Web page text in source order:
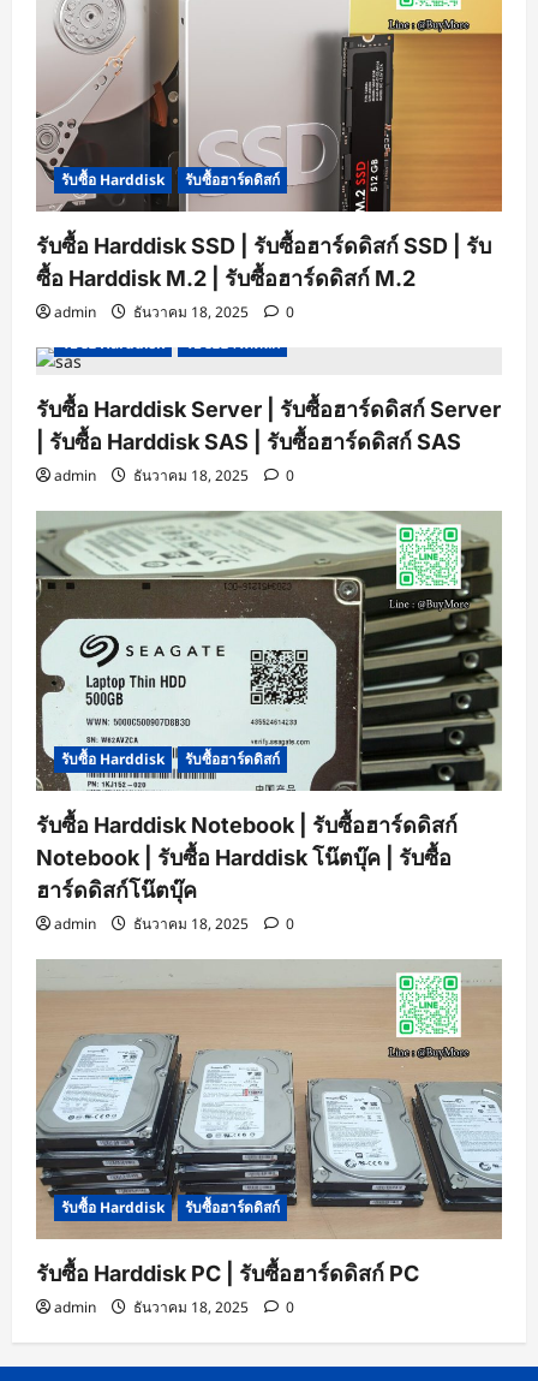
รับซื้อ Harddisk รับซื้อฮาร์ดดิสก์
รับซื้อ Harddisk SSD | รับซื้อฮาร์ดดิสก์ SSD | รับ
ซื้อ Harddisk M.2 | รับซื้อฮาร์ดดิสก์ M.2
admin ธันวาคม 18, 2025
0
รับซื้อ Harddisk
รับซื้อฮาร์ดดิสก์
รับซื้อ Harddisk Server | รับซื้อฮาร์ดดิสก์ Server
| รับซื้อ Harddisk SAS | รับซื้อฮาร์ดดิสก์ SAS
admin ธันวาคม 18, 2025 0
รับซื้อ Harddisk รับซื้อฮาร์ดดิสก์
รับซื้อ Harddisk Notebook | รับซื้อฮาร์ดดิสก์
Notebook | รับซื้อ Harddisk โน๊ตบุ๊ค | รับซื้อ
ฮาร์ดดิสก์โน๊ตบุ๊ค
admin ธันวาคม 18, 2025 0
รับซื้อ Harddisk รับซื้อฮาร์ดดิสก์
รับซื้อ Harddisk PC | รับซื้อฮาร์ดดิสก์ PC
admin ธันวาคม 18, 2025 0